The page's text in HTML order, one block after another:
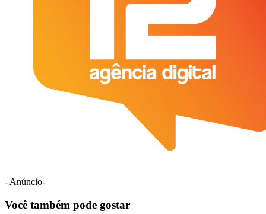
- Anúncio-
Você também pode gostar